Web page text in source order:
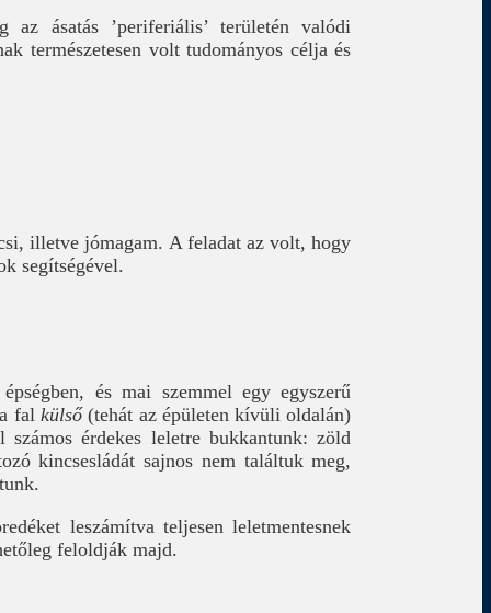
ásatás ’periferiális’ területén valódi
természetesen volt tudományos célja és
illetve jómagam. A feladat az volt, hogy
segítségével.
és mai szemmel egy egyszerű
fal külső(tehát az épületen kívüli oldalán)
számos érdekes leletre bukkantunk: zöld
kincsesládát sajnos nem találtuk meg,
leszámítva teljesen leletmentesnek
feloldják majd.